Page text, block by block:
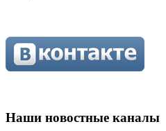
Наши новостные каналы